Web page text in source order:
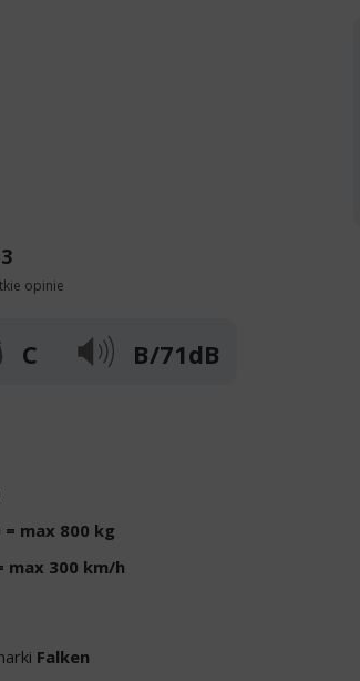
opinie
C B/71dB
= max 800 kg
max 300 km/h
Falken